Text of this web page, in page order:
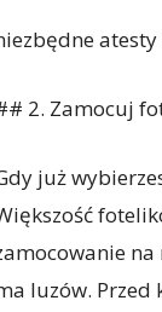
2. Zamocuj
już
luzów. Przed